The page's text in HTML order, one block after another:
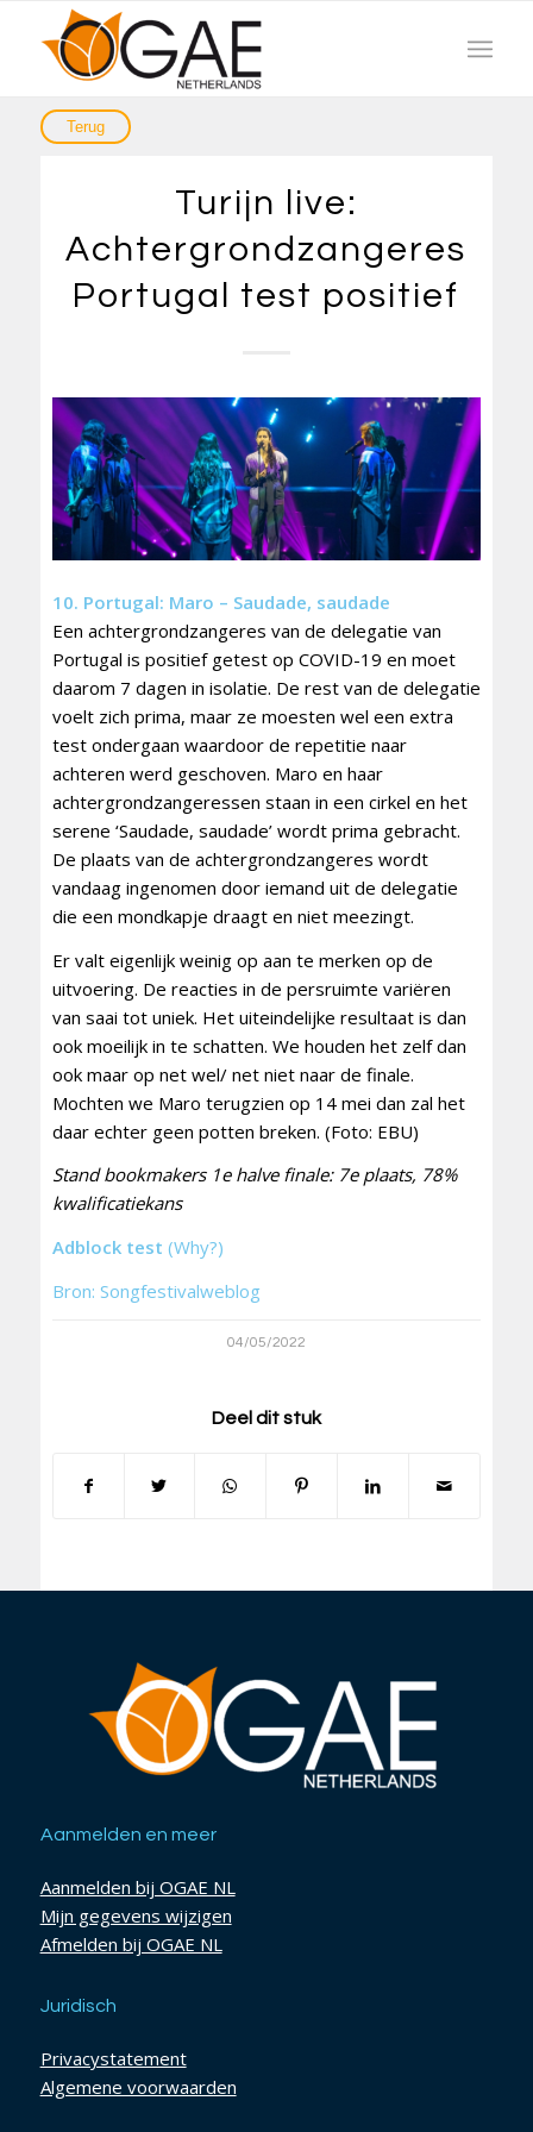
Turijn live:
Achtergrondzangeres
Portugal test positief
10. Portugal: Maro – Saudade, saudade
Een achtergrondzangeres van de delegatie van
Portugal is positief getest op COVID-19 en moet
daarom 7 dagen in isolatie. De rest van de delegatie
voelt zich prima, maar ze moesten wel een extra
test ondergaan waardoor de repetitie naar
achteren werd geschoven. Maro en haar
achtergrondzangeressen staan in een cirkel en het
serene ‘Saudade, saudade’ wordt prima gebracht.
De plaats van de achtergrondzangeres wordt
vandaag ingenomen door iemand uit de delegatie
die een mondkapje draagt en niet meezingt.
Er valt eigenlijk weinig op aan te merken op de
uitvoering. De reacties in de persruimte variëren
van saai tot uniek. Het uiteindelijke resultaat is dan
ook moeilijk in te schatten. We houden het zelf dan
ook maar op net wel/ net niet naar de finale.
Mochten we Maro terugzien op 14 mei dan zal het
daar echter geen potten breken. (Foto: EBU)
Stand bookmakers 1e halve finale: 7e plaats, 78%
kwalificatiekans
Adblock test (Why?)
Bron: Songfestivalweblog
04/05/2022
Deel dit stuk
Aanmelden en meer
Aanmelden bij OGAE NL
Mijn gegevens wijzigen
Afmelden bij OGAE NL
Juridisch
Privacystatement
Algemene voorwaarden